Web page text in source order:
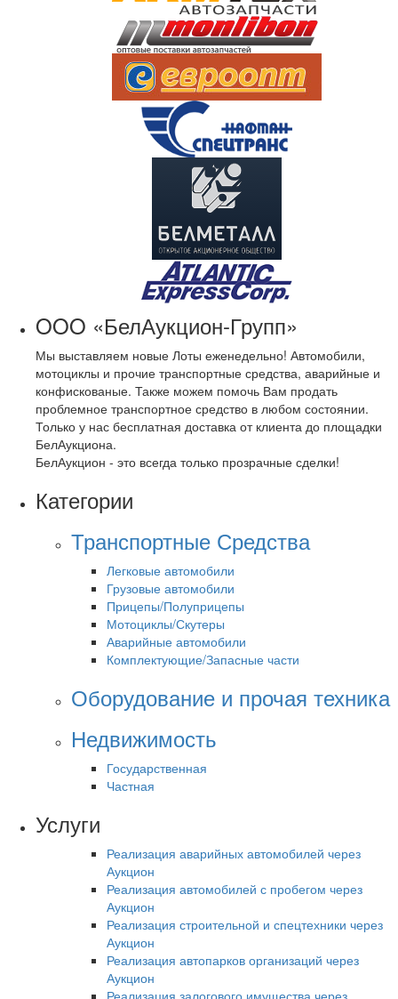
OOO «БелАукцион-Групп»
Мы выставляем новые Лоты еженедельно! Автомобили,
мотоциклы и прочие транспортные средства, аварийные и
конфискованые. Также можем помочь Вам продать
проблемное транспортное средство в любом состоянии.
Только у нас бесплатная доставка от клиента до площадки
БелАукциона.
БелАукцион - это всегда только прозрачные сделки!
Категории
Транспортные Средства
Легковые автомобили
Грузовые автомобили
Прицепы/Полуприцепы
Мотоциклы/Скутеры
Аварийные автомобили
Комплектующие/Запасные части
Оборудование и прочая техника
Недвижимость
Государственная
Частная
Услуги
Реализация аварийных автомобилей через
Аукцион
Реализация автомобилей с пробегом через
Аукцион
Реализация строительной и спецтехники через
Аукцион
Реализация автопарков организаций через
Аукцион